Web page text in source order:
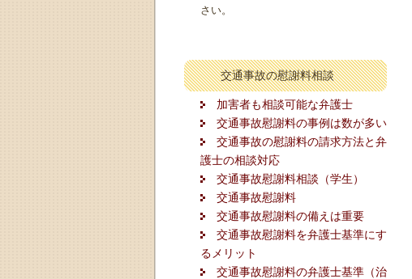
さい。
交通事故の慰謝料相談
加害者も相談可能な弁護士
交通事故慰謝料の事例は数が多い
交通事故の慰謝料の請求方法と弁
護士の相談対応
交通事故慰謝料相談（学生）
交通事故慰謝料
交通事故慰謝料の備えは重要
交通事故慰謝料を弁護士基準にす
るメリット
交通事故慰謝料の弁護士基準（治